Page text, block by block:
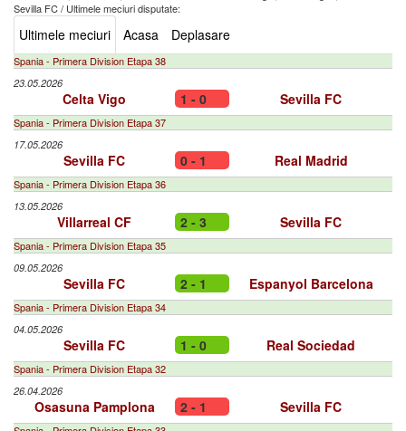
Sevilla FC/ Ultimele meciuri disputate:
Ultimele meciuri Acasa Deplasare
Spania - Primera Division Etapa 38
23.05.2026
Celta Vigo 1 - 0 Sevilla FC
Spania - Primera Division Etapa 37
17.05.2026
Sevilla FC 0 - 1 Real Madrid
Spania - Primera Division Etapa 36
13.05.2026
Villarreal CF 2 - 3 Sevilla FC
Spania - Primera Division Etapa 35
09.05.2026
Sevilla FC 2 - 1 Espanyol Barcelona
Spania - Primera Division Etapa 34
04.05.2026
Sevilla FC 1 - 0 Real Sociedad
Spania - Primera Division Etapa 32
26.04.2026
Osasuna Pamplona 2 - 1 Sevilla FC